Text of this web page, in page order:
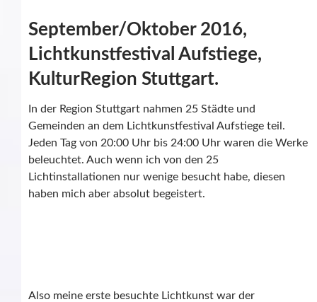
September/Oktober 2016,
Lichtkunstfestival Aufstiege,
KulturRegion Stuttgart.
In der Region Stuttgart nahmen 25 Städte und
Gemeinden an dem Lichtkunstfestival Aufstiege teil.
Jeden Tag von 20:00 Uhr bis 24:00 Uhr waren die Werke
beleuchtet. Auch wenn ich von den 25
Lichtinstallationen nur wenige besucht habe, diesen
haben mich aber absolut begeistert.
Also meine erste besuchte Lichtkunst war der